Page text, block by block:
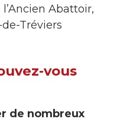
Abattoir,
Tréviers
vous
de nombreux